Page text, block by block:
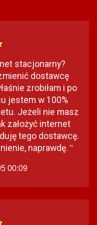
stacjonarny?
dostawcę
zrobiłam i po
jestem w 100%
Jeżeli nie masz
założyć internet
tego dostawcę.
naprawdę. "
00:09